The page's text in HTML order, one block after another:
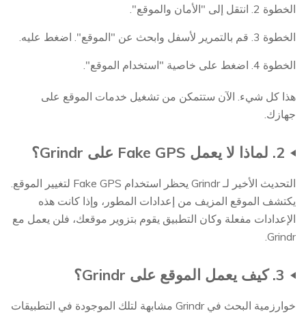
الخطوة 2. انتقل إلى "الأمان والموقع".
الخطوة 3. قم بالتمرير لأسفل وابحث عن "الموقع". اضغط عليه.
الخطوة 4. اضغط على خاصية "استخدام الموقع".
هذا كل شيء. الآن ستتمكن من تشغيل خدمات الموقع على
جهازك.
2. لماذا لا يعمل Fake GPS على Grindr؟
التحديث الأخير لـ Grindr يحظر استخدام Fake GPS لتغيير الموقع.
يكتشف الموقع المزيف من إعدادات المطور، وإذا كانت هذه
الإعدادات مفعلة وكان التطبيق يقوم بتزوير موقعك، فلن يعمل مع
Grindr.
3. كيف يعمل الموقع على Grindr؟
خوارزمية البحث في Grindr مشابهة لتلك الموجودة في التطبيقات